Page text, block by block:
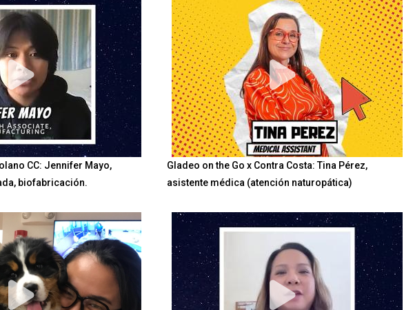
CC: Jennifer Mayo,
biofabricación.
Gladeo on the Go x Contra Costa: Tina Pérez,
asistente médica (atención naturopática)